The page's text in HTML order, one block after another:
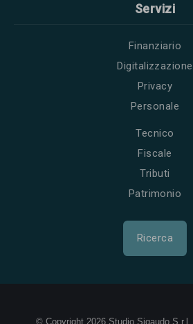
Servizi
Finanziario
Digitalizzazione
Privacy
Personale
Tecnico
Fiscale
Tributi
Patrimonio
Ricerca
© Copyright 2026 Studio Sigaudo S.r.l.